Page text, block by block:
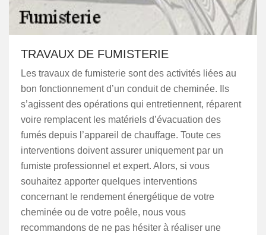
TRAVAUX DE FUMISTERIE
Les travaux de fumisterie sont des activités liées au
bon fonctionnement d’un conduit de cheminée. Ils
s’agissent des opérations qui entretiennent, réparent
voire remplacent les matériels d’évacuation des
fumés depuis l’appareil de chauffage. Toute ces
interventions doivent assurer uniquement par un
fumiste professionnel et expert. Alors, si vous
souhaitez apporter quelques interventions
concernant le rendement énergétique de votre
cheminée ou de votre poêle, nous vous
recommandons de ne pas hésiter à réaliser une